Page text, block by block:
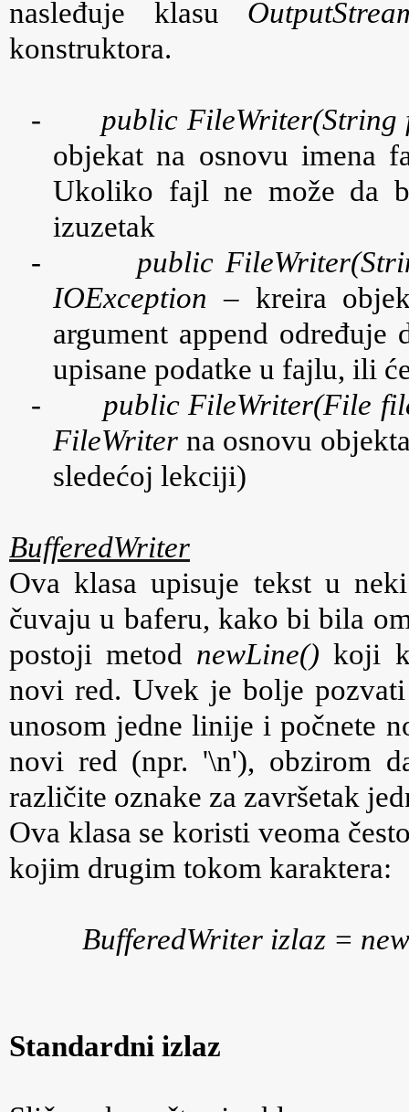
nasleđuje klasu
konstruktora.
-
public FileWriter(String
objekat na osnovu imena
Ukoliko fajl ne može da
izuzetak
-
public
IOException – kreira
argument append
upisane podatke u fajlu, ili
-
public FileWriter(File
FileWriter na osnovu
sledećoj lekciji)
BufferedWriter
Ova klasa upisuje tekst u
čuvaju u baferu, kako bi bila
postoji metod newLine() koji
novi red. Uvek je bolje
unosom jedne linije i počnete
novi red (npr. '\n'), obzirom
različite oznake za završetak
Ova klasa se koristi veoma
kojim drugim tokom karaktera:
BufferedWriter izlaz =
Standardni izlaz